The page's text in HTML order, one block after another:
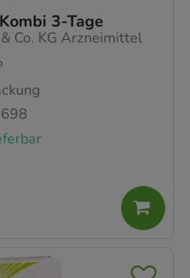
3-Tage
Co. KG Arzneimittel